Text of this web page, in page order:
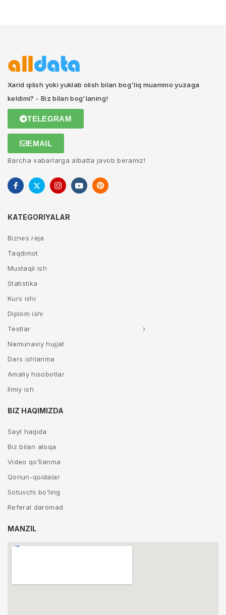
Xarid qilish yoki yuklab olish bilan bog'liq muammo yuzaga
keldimi? - Biz bilan bog'laning!
TELEGRAM
EMAIL
Barcha xabarlarga albatta javob beramiz!
KATEGORIYALAR
Biznes reja
Taqdimot
Mustaqil ish
Statistika
Kurs ishi
Diplom ishi
Testlar
Namunaviy hujjat
Dars ishlanma
Amaliy hisobotlar
Ilmiy ish
BIZ HAQIMIZDA
Sayt haqida
Biz bilan aloqa
Video qo’llanma
Qonun-qoidalar
Sotuvchi bo’ling
Referal daromad
MANZIL